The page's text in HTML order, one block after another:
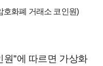
호화폐 거래소 코인원)
"에 따르면 가상화